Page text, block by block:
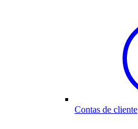
Contas de cliente